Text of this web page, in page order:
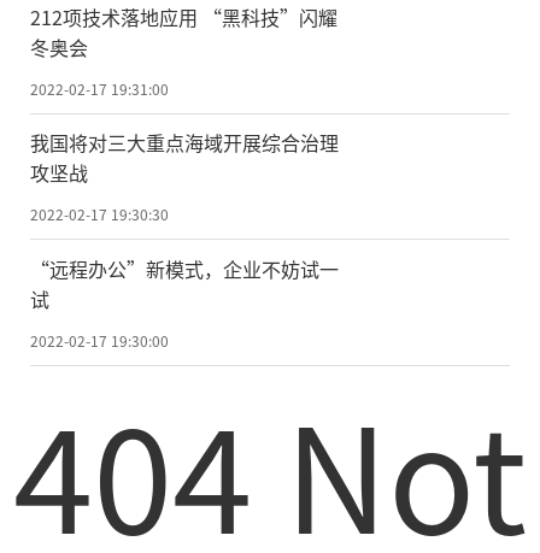
212项技术落地应用 “黑科技”闪耀
冬奥会
2022-02-17 19:31:00
我国将对三大重点海域开展综合治理
攻坚战
2022-02-17 19:30:30
“远程办公”新模式，企业不妨试一
试
2022-02-17 19:30:00
404 Not